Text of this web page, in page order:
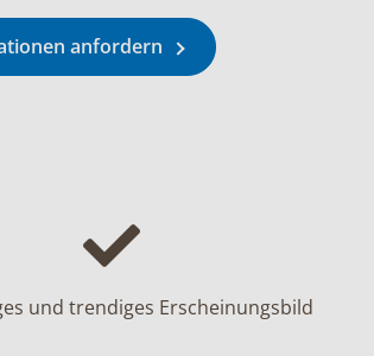
anfordern
und trendiges Erscheinungsbild